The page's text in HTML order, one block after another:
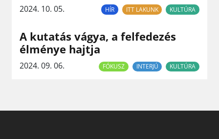
2024. 10. 05. HÍR ITT LAKUNK KULTÚRA
A kutatás vágya, a felfedezés
élménye hajtja
2024. 09. 06. FÓKUSZ INTERJÚ KULTÚRA